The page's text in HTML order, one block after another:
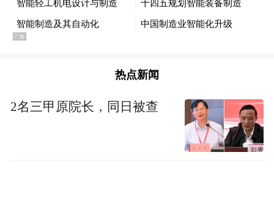
热点新闻
2名三甲原院长，同日被查